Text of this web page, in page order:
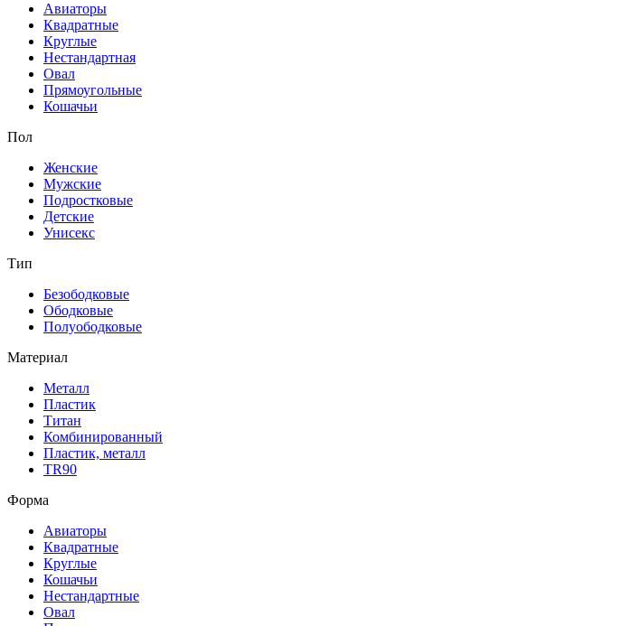
Авиаторы
Квадратные
Круглые
Нестандартная
Овал
Прямоугольные
Кошачьи
Пол
Женские
Мужские
Подростковые
Детские
Унисекс
Тип
Безободковые
Ободковые
Полуободковые
Материал
Металл
Пластик
Титан
Комбинированный
Пластик, металл
TR90
Форма
Авиаторы
Квадратные
Круглые
Кошачьи
Нестандартные
Овал